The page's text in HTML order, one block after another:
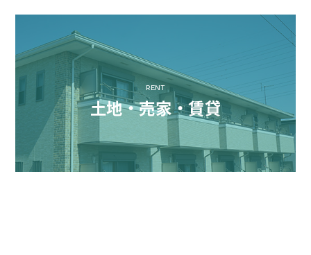
RENT
土地・売家・賃貸